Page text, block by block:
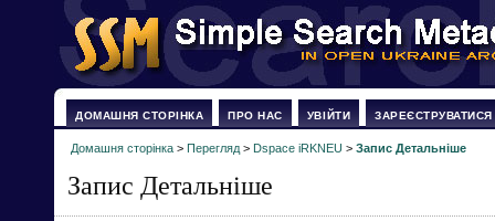
ДОМАШНЯ СТОРІНКА ПРО НАС УВІЙТИ ЗАРЕЄСТРУВАТИСЯ
Домашня сторінка > Перегляд > Dspace iRKNEU > Запис Детальніше
Запис Детальніше